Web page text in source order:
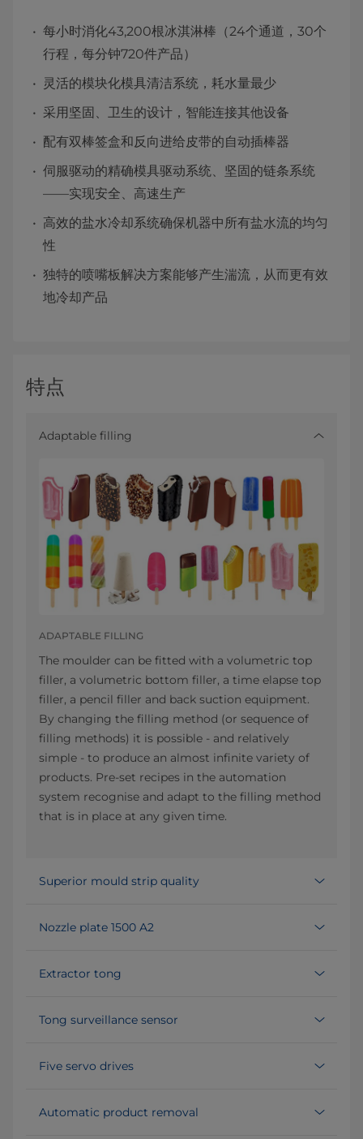
每小时消化43,200根冰淇淋棒（24个通道，30个
行程，每分钟720件产品）
灵活的模块化模具清洁系统，耗水量最少
采用坚固、卫生的设计，智能连接其他设备
配有双棒签盒和反向进给皮带的自动插棒器
伺服驱动的精确模具驱动系统、坚固的链条系统
——实现安全、高速生产
高效的盐水冷却系统确保机器中所有盐水流的均匀
性
独特的喷嘴板解决方案能够产生湍流，从而更有效
地冷却产品
特点
Adaptable filling
ADAPTABLE FILLING
The moulder can be fitted with a volumetric top
filler, a volumetric bottom filler, a time elapse top
filler, a pencil filler and back suction equipment.
By changing the filling method (or sequence of
filling methods) it is possible - and relatively
simple - to produce an almost infinite variety of
products. Pre-set recipes in the automation
system recognise and adapt to the filling method
that is in place at any given time.
Superior mould strip quality
Nozzle plate 1500 A2
Extractor tong
Tong surveillance sensor
Five servo drives
Automatic product removal